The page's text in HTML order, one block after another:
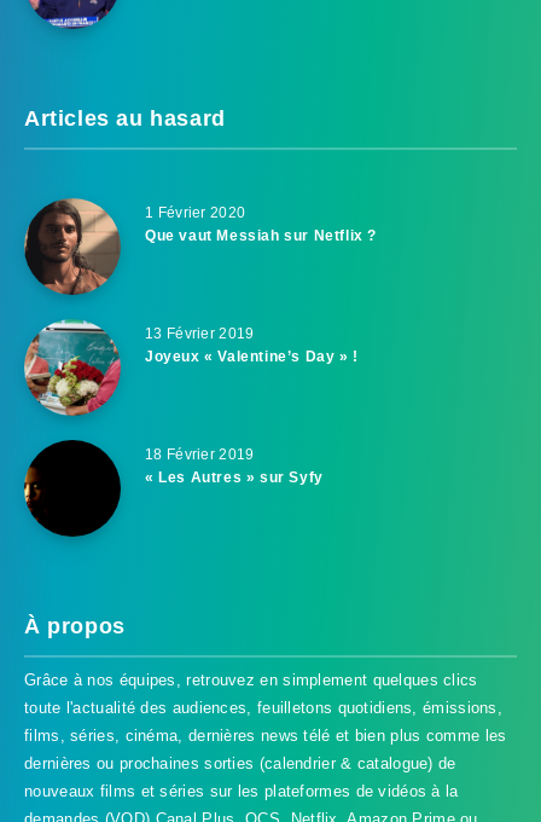
Articles au hasard
1 Février 2020
Que vaut Messiah sur Netflix ?
13 Février 2019
Joyeux « Valentine’s Day » !
18 Février 2019
« Les Autres » sur Syfy
À propos
Grâce à nos équipes, retrouvez en simplement quelques clics
toute l'actualité des audiences, feuilletons quotidiens, émissions,
films, séries, cinéma, dernières news télé et bien plus comme les
dernières ou prochaines sorties (calendrier & catalogue) de
nouveaux films et séries sur les plateformes de vidéos à la